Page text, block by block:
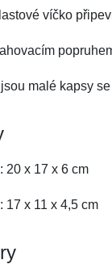
víčko
malé kapsy
20 x 17 x 6 cm
17 x 11 x 4,5 cm